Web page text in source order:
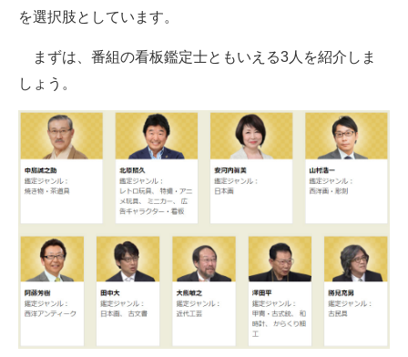
マーケ×ITの今がよく分かる
ITエンジニア向け専門サイト
IT製品の技術・比較・事例
製造業のIT導入・活用を支援
モノづくり技術者専門サイト
エレクトロニクス専門サイト
電子設計の基本と応用
を選択肢としています。
まずは、番組の看板鑑定士ともいえる3人を紹介しま
しょう。